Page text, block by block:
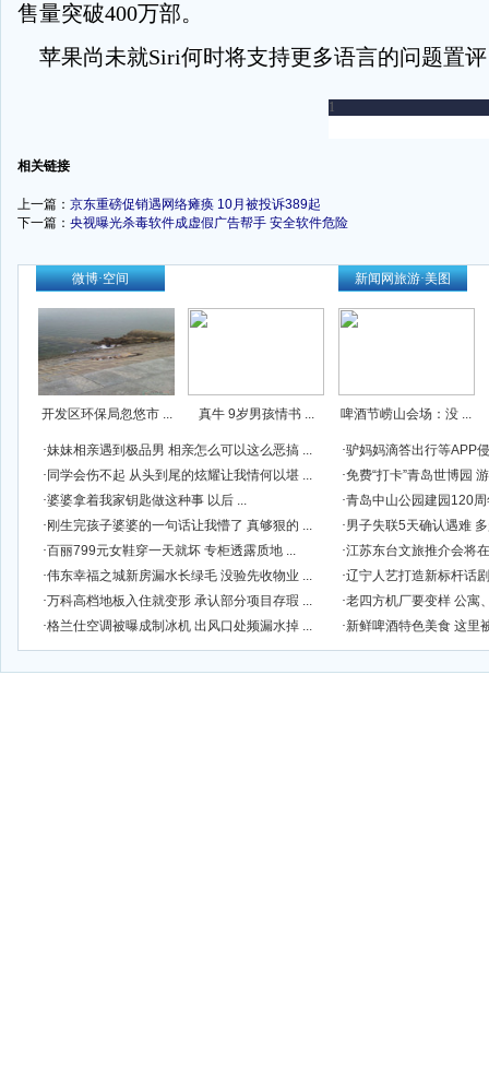
售量突破400万部。
苹果尚未就Siri何时将支持更多语言的问题置
相关链接
上一篇： 京东重磅促销遇网络瘫痪 10月被投诉389起
下一篇： 央视曝光杀毒软件成虚假广告帮手 安全软件危险